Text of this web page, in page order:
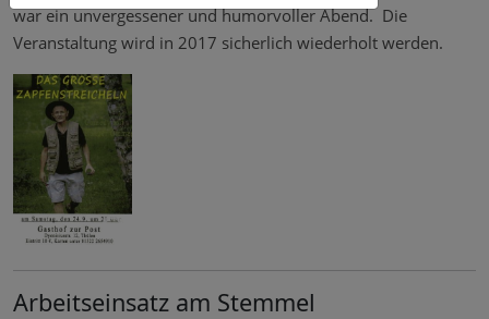
war ein unvergessener und humorvoller Abend. Die
Veranstaltung wird in 2017 sicherlich wiederholt werden.
Arbeitseinsatz am Stemmel